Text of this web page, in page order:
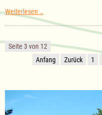
Weiterlesen …Sitzung
des
Finanzausschuss
Gemeinde
Bäk
am
Seite 3 von 12
Anfang
Zurück 1